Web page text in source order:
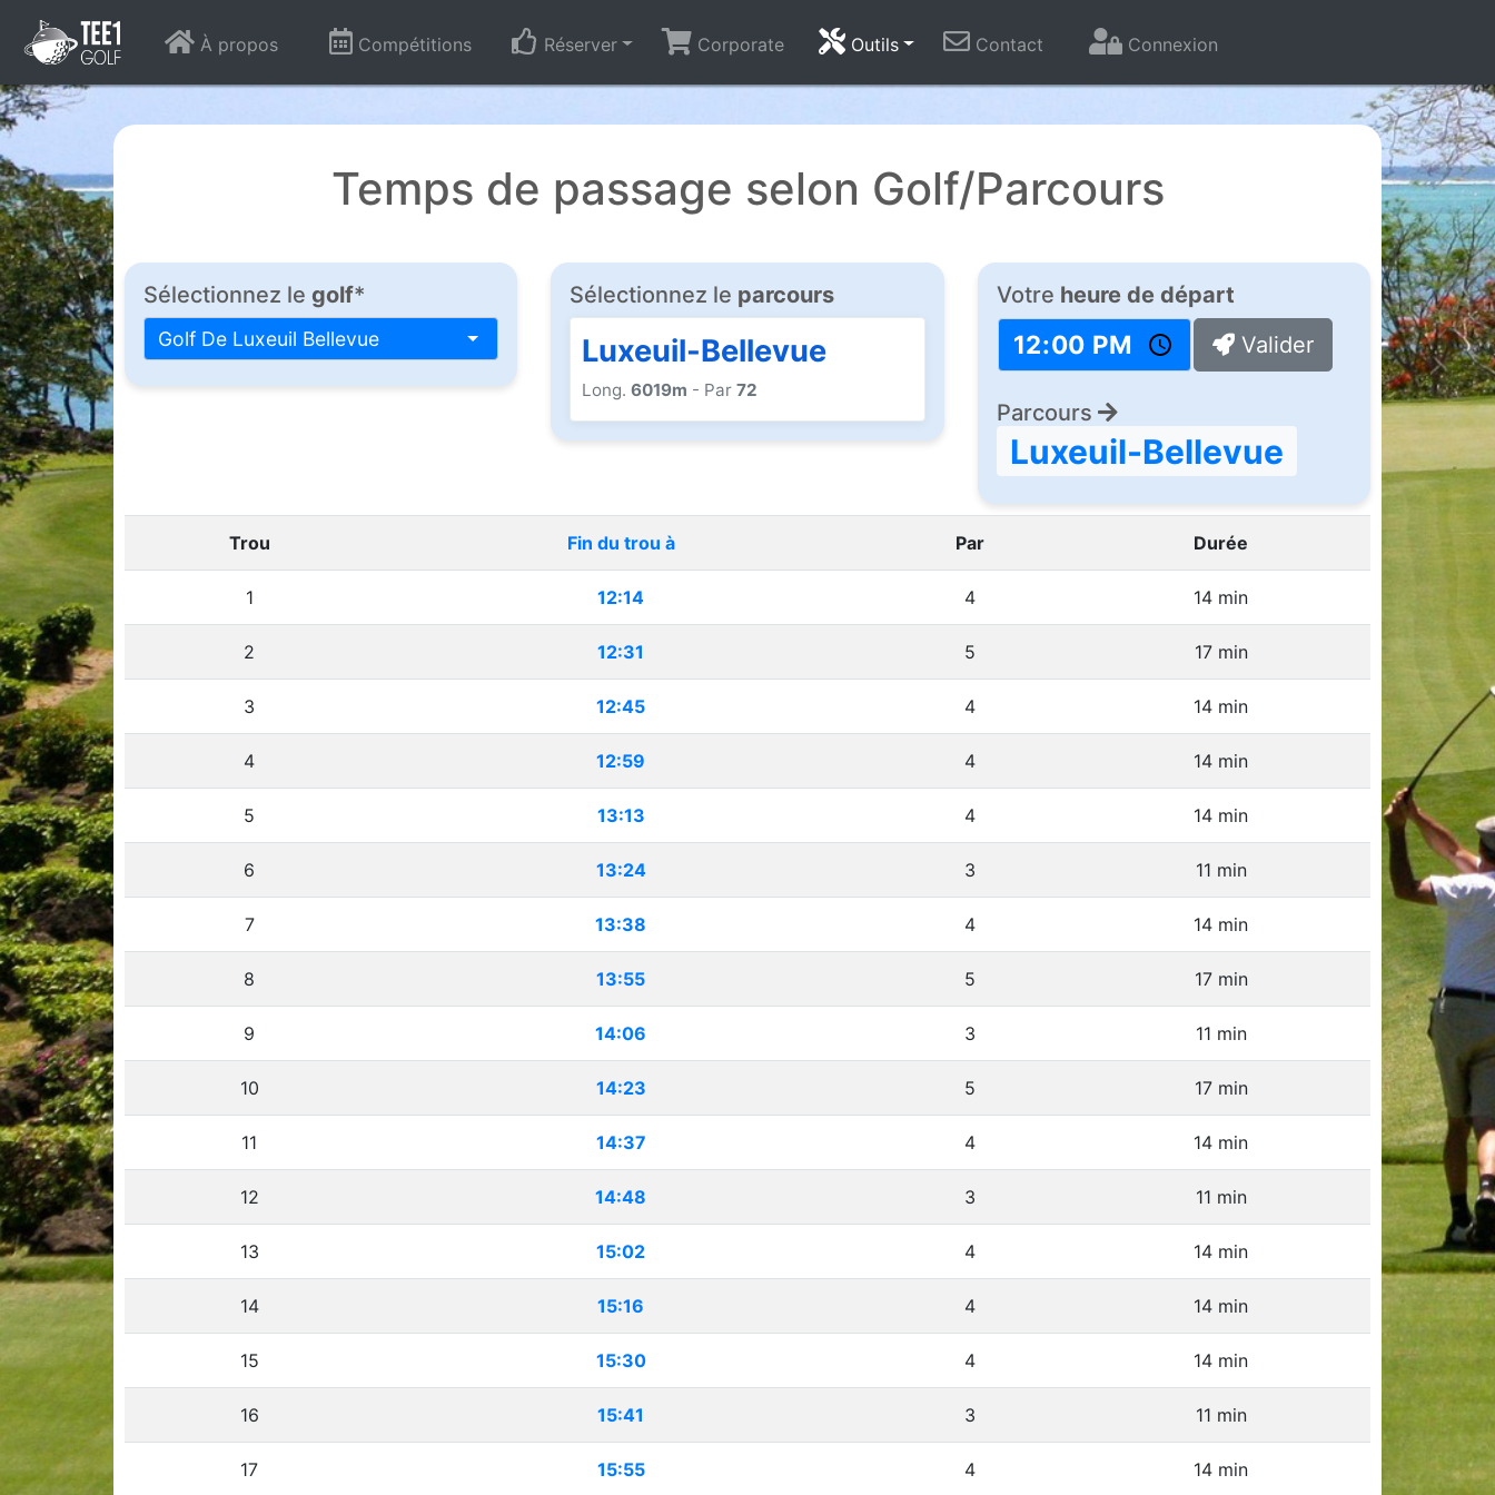
À propos Compétitions Réserver Corporate Outils Contact Connexion
Temps de passage selon Golf/Parcours
Sélectionnez le golf*
Golf De Luxeuil Bellevue
Sélectionnez le parcours
Luxeuil-Bellevue
Long.6019m - Par72
Votre heure de départ
Valider
Parcours
Luxeuil-Bellevue
Trou Fin du trou à Par Durée
1 12:14 4 14 min
2 12:31 5 17 min
3 12:45 4 14 min
4 12:59 4 14 min
5 13:13 4 14 min
6 13:24 3 11 min
7 13:38 4 14 min
8 13:55 5 17 min
9 14:06 3 11 min
10 14:23 5 17 min
11 14:37 4 14 min
12 14:48 3 11 min
13 15:02 4 14 min
14 15:16 4 14 min
15 15:30 4 14 min
16 15:41 3 11 min
17 15:55 4 14 min